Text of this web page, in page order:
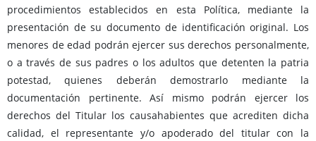
procedimientos establecidos en esta Política, mediante la
presentación de su documento de identificación original. Los
menores de edad podrán ejercer sus derechos personalmente,
o a través de sus padres o los adultos que detenten la patria
potestad, quienes deberán demostrarlo mediante la
documentación pertinente. Así mismo podrán ejercer los
derechos del Titular los causahabientes que acrediten dicha
calidad, el representante y/o apoderado del titular con la